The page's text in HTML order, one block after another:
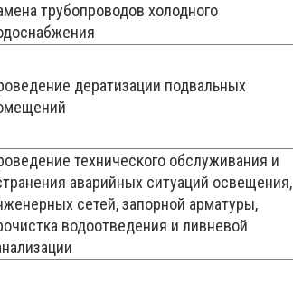
трубопроводов холодного
дератизации подвальных
технического обслуживания и
аварийных ситуаций освещения,
сетей, запорной арматуры,
водоотведения и ливневой